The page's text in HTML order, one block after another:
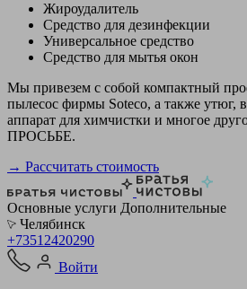
Жироудалитель
Средство для дезинфекции
Универсальное средство
Средство для мытья окон
Мы привезем с собой компактный
пылесос фирмы Soteco, а также утюг,
аппарат для химчистки и многое
ПРОСЬБЕ.
→ Рассчитать стоимость
Основные услуги Дополнительные
Челябинск
+73512420290
Войти